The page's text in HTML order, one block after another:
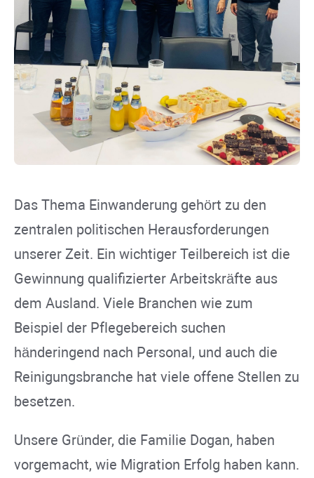
Das Thema Einwanderung gehört zu den
zentralen politischen Herausforderungen
unserer Zeit. Ein wichtiger Teilbereich ist die
Gewinnung qualifizierter Arbeitskräfte aus
dem Ausland. Viele Branchen wie zum
Beispiel der Pflegebereich suchen
händeringend nach Personal, und auch die
Reinigungsbranche hat viele offene Stellen zu
besetzen.
Unsere Gründer, die Familie Dogan, haben
vorgemacht, wie Migration Erfolg haben kann.